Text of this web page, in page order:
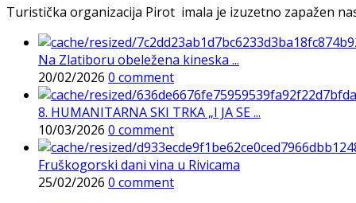
Turistička organizacija Pirot imala je izuzetno zapažen
Na Zlatiboru obeležena kineska ...
20/02/2026 0 comment
8. HUMANITARNA SKI TRKA „I JA SE ...
10/03/2026 0 comment
Fruškogorski dani vina u Rivicama
25/02/2026 0 comment